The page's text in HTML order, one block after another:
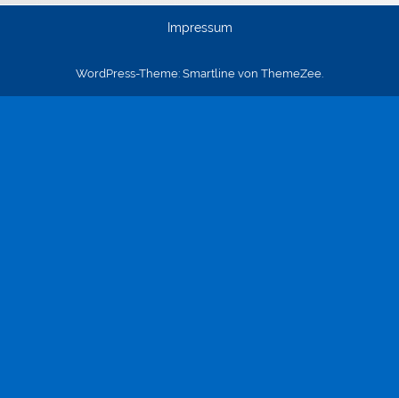
Impressum
WordPress-Theme: Smartline von ThemeZee.